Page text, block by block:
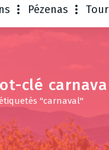
Pézenas
clé
"carnaval"